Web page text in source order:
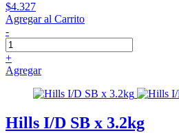
$4.327
Agregar al Carrito
-
+
Agregar
Hills I/D SB x 3.2kg